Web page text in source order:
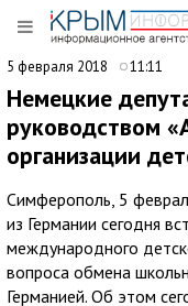
5 февраля 2018 11:11
Немецкие
руководством
организации
Симферополь, 5
из Германии сегодня
международного
вопроса обмена
Германией. Об этом